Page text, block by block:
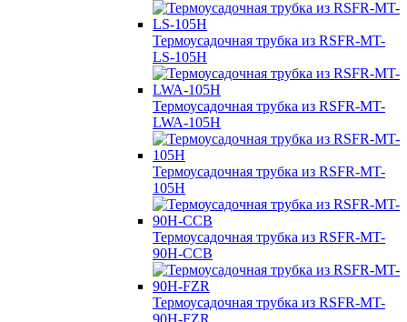
Термоусадочная трубка из RSFR-MT-
LS-105H
Термоусадочная трубка из RSFR-MT-
LWA-105H
Термоусадочная трубка из RSFR-MT-
105H
Термоусадочная трубка из RSFR-MT-
90H-CCB
Термоусадочная трубка из RSFR-MT-
90H-FZR